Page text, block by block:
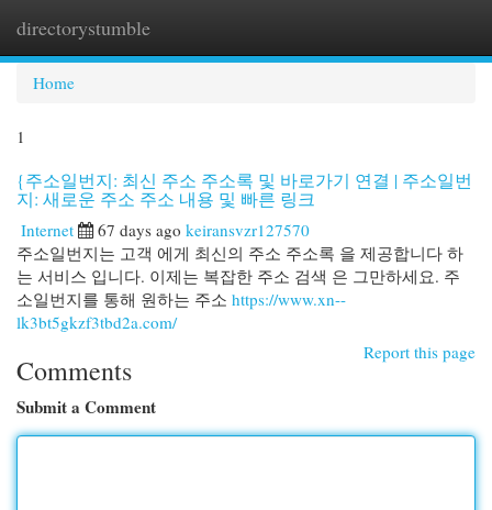
directorystumble
Home
1
{주소일번지: 최신 주소 주소록 및 바로가기 연결 | 주소일번
지: 새로운 주소 주소 내용 및 빠른 링크
Internet 67 days ago keiransvzr127570
주소일번지는 고객 에게 최신의 주소 주소록 을 제공합니다 하
는 서비스 입니다. 이제는 복잡한 주소 검색 은 그만하세요. 주
소일번지를 통해 원하는 주소 https://www.xn--
lk3bt5gkzf3tbd2a.com/
Report this page
Comments
Submit a Comment